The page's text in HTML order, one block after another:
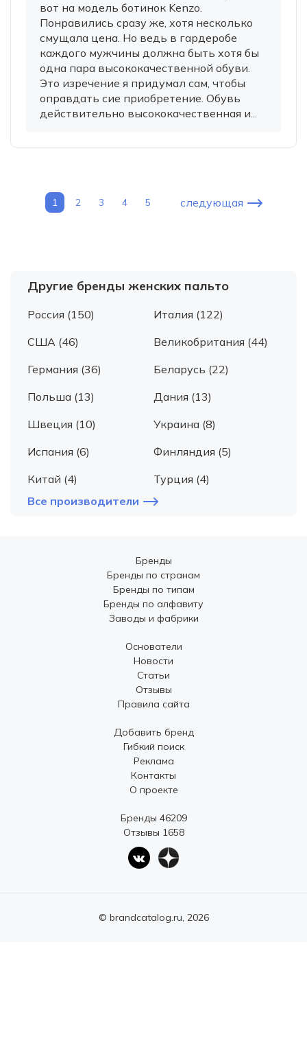
вот на модель ботинок Kenzo.
Понравились сразу же, хотя несколько
смущала цена. Но ведь в гардеробе
каждого мужчины должна быть хотя бы
одна пара высококачественной обуви.
Это изречение я придумал сам, чтобы
оправдать сие приобретение. Обувь
действительно высококачественная и...
1 2 3 4 5 следующая
Другие бренды женских пальто
Россия (150)
Италия (122)
США (46)
Великобритания (44)
Германия (36)
Беларусь (22)
Польша (13)
Дания (13)
Швеция (10)
Украина (8)
Испания (6)
Финляндия (5)
Китай (4)
Турция (4)
Все производители
Бренды
Бренды по странам
Бренды по типам
Бренды по алфавиту
Заводы и фабрики
Основатели
Новости
Статьи
Отзывы
Правила сайта
Добавить бренд
Гибкий поиск
Реклама
Контакты
О проекте
Бренды 46209
Отзывы 1658
© brandcatalog.ru, 2026